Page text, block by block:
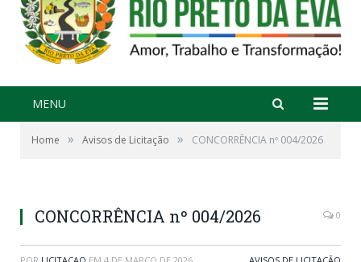
MENU
Home » Avisos de Licitação » CONCORRÊNCIA nº 004/2026
CONCORRÊNCIA nº 004/2026 0